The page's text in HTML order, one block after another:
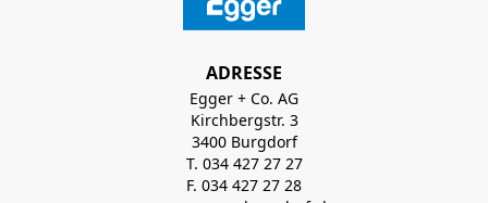
ADRESSE
Egger + Co. AG
Kirchbergstr. 3
3400 Burgdorf
T. 034 427 27 27
F. 034 427 27 28